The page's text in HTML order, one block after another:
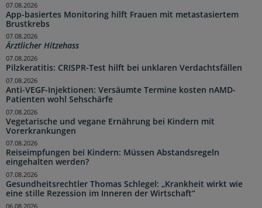
App-basiertes Monitoring hilft Frauen mit metastasiertem
Brustkrebs
07.08.2026
Ärztlicher Hitzehass
07.08.2026
Pilzkeratitis: CRISPR-Test hilft bei unklaren Verdachtsfällen
07.08.2026
Anti-VEGF-Injektionen: Versäumte Termine kosten nAMD-
Patienten wohl Sehschärfe
07.08.2026
Vegetarische und vegane Ernährung bei Kindern mit
Vorerkrankungen
07.08.2026
Reiseimpfungen bei Kindern: Müssen Abstandsregeln
eingehalten werden?
07.08.2026
Gesundheitsrechtler Thomas Schlegel: „Krankheit wirkt wie
eine stille Rezession im Inneren der Wirtschaft“
07.08.2026
06.08.2026